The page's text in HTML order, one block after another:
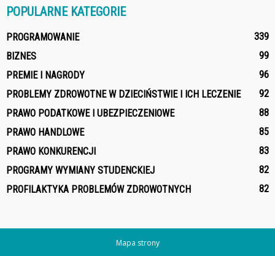
POPULARNE KATEGORIE
PROGRAMOWANIE
339
BIZNES
99
PREMIE I NAGRODY
96
PROBLEMY ZDROWOTNE W DZIECIŃSTWIE I ICH LECZENIE
92
PRAWO PODATKOWE I UBEZPIECZENIOWE
88
PRAWO HANDLOWE
85
PRAWO KONKURENCJI
83
PROGRAMY WYMIANY STUDENCKIEJ
82
PROFILAKTYKA PROBLEMÓW ZDROWOTNYCH
82
Mapa strony